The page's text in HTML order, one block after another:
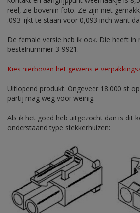
reel, zie bovenin foto. Ze zijn niet
.093 lijkt te staan voor 0,093 inch want
De female versie heb ik ook. Die heeft in
bestelnummer 3-9921.
Kies hierboven het gewenste
Uitlopend produkt. Ongeveer 18.000 st
partij mag weg voor weinig.
Als ik het goed heb uitgezocht dan is dit
onderstaand type stekkerhuizen: